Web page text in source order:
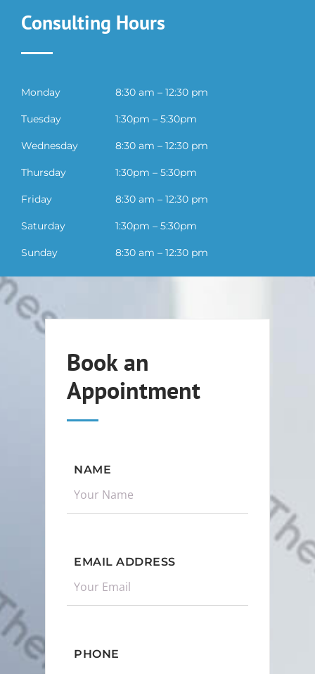
Consulting Hours
Monday 8:30 am – 12:30 pm
Tuesday 1:30pm – 5:30pm
Wednesday 8:30 am – 12:30 pm
Thursday 1:30pm – 5:30pm
Friday 8:30 am – 12:30 pm
Saturday 1:30pm – 5:30pm
Sunday 8:30 am – 12:30 pm
Book an
Appointment
NAME
EMAIL ADDRESS
PHONE